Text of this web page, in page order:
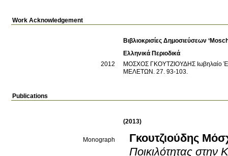
Work Acknowledgement
Βιβλιοκρισίες Δημοσιεύσεων
Ελληνικά Περιοδικά
2012
ΜΟΣΧΟΣ ΓΚΟΥΤΖΙΟΥΔΗΣ Ιωβηλαίο
ΜΕΛΕΤΩΝ . 27. 93-103.
Publications
(2013)
Monograph
Γκουτζιούδης
Ποικιλότητας στην